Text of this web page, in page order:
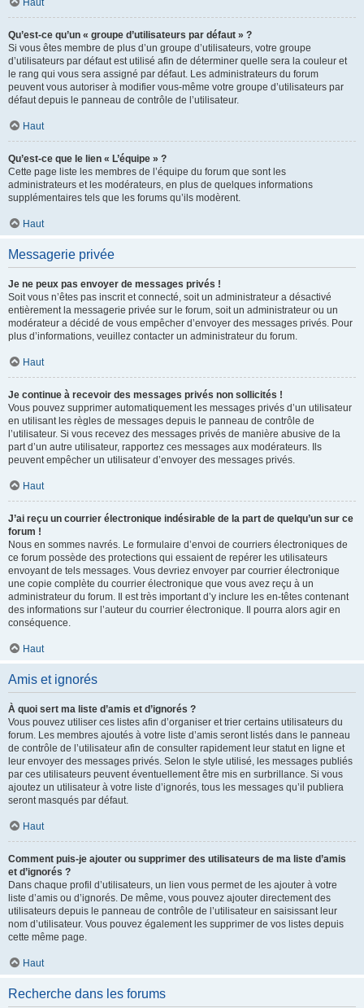
Haut
Qu’est-ce qu’un « groupe d’utilisateurs par défaut » ?
Si vous êtes membre de plus d’un groupe d’utilisateurs, votre groupe
d’utilisateurs par défaut est utilisé afin de déterminer quelle sera la couleur et
le rang qui vous sera assigné par défaut. Les administrateurs du forum
peuvent vous autoriser à modifier vous-même votre groupe d’utilisateurs par
défaut depuis le panneau de contrôle de l’utilisateur.
Haut
Qu’est-ce que le lien « L’équipe » ?
Cette page liste les membres de l’équipe du forum que sont les
administrateurs et les modérateurs, en plus de quelques informations
supplémentaires tels que les forums qu’ils modèrent.
Haut
Messagerie privée
Je ne peux pas envoyer de messages privés !
Soit vous n’êtes pas inscrit et connecté, soit un administrateur a désactivé
entièrement la messagerie privée sur le forum, soit un administrateur ou un
modérateur a décidé de vous empêcher d’envoyer des messages privés. Pour
plus d’informations, veuillez contacter un administrateur du forum.
Haut
Je continue à recevoir des messages privés non sollicités !
Vous pouvez supprimer automatiquement les messages privés d’un utilisateur
en utilisant les règles de messages depuis le panneau de contrôle de
l’utilisateur. Si vous recevez des messages privés de manière abusive de la
part d’un autre utilisateur, rapportez ces messages aux modérateurs. Ils
peuvent empêcher un utilisateur d’envoyer des messages privés.
Haut
J’ai reçu un courrier électronique indésirable de la part de quelqu’un sur ce
forum !
Nous en sommes navrés. Le formulaire d’envoi de courriers électroniques de
ce forum possède des protections qui essaient de repérer les utilisateurs
envoyant de tels messages. Vous devriez envoyer par courrier électronique
une copie complète du courrier électronique que vous avez reçu à un
administrateur du forum. Il est très important d’y inclure les en-têtes contenant
des informations sur l’auteur du courrier électronique. Il pourra alors agir en
conséquence.
Haut
Amis et ignorés
À quoi sert ma liste d’amis et d’ignorés ?
Vous pouvez utiliser ces listes afin d’organiser et trier certains utilisateurs du
forum. Les membres ajoutés à votre liste d’amis seront listés dans le panneau
de contrôle de l’utilisateur afin de consulter rapidement leur statut en ligne et
leur envoyer des messages privés. Selon le style utilisé, les messages publiés
par ces utilisateurs peuvent éventuellement être mis en surbrillance. Si vous
ajoutez un utilisateur à votre liste d’ignorés, tous les messages qu’il publiera
seront masqués par défaut.
Haut
Comment puis-je ajouter ou supprimer des utilisateurs de ma liste d’amis
et d’ignorés ?
Dans chaque profil d’utilisateurs, un lien vous permet de les ajouter à votre
liste d’amis ou d’ignorés. De même, vous pouvez ajouter directement des
utilisateurs depuis le panneau de contrôle de l’utilisateur en saisissant leur
nom d’utilisateur. Vous pouvez également les supprimer de vos listes depuis
cette même page.
Haut
Recherche dans les forums